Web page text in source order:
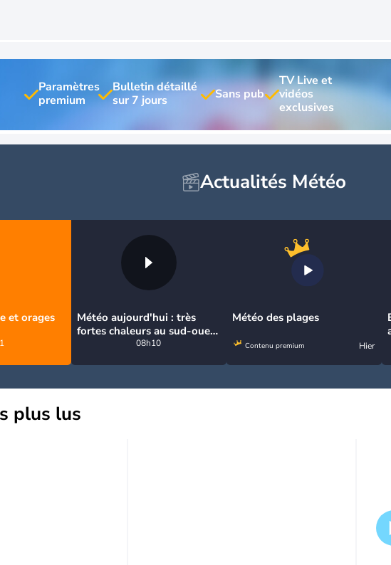
Paramètres
Bulletin détaillé
TV Live et
vidéos
Actualités Météo
et orages
Météo aujourd'hui : très
fortes chaleurs au sud-ouest
avant des orages, jusqu'à
08h10
Météo des plages
Contenu premium Hier
plus lus